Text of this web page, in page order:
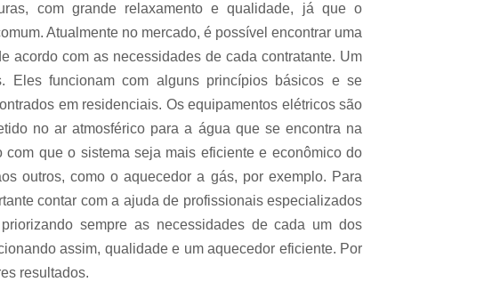
Filtro para Piscina Tipo a
Iluminação Borda Piscina
Iluminação de Piscina de Fibra
Iluminação de Piscina Led
Iluminação na Piscina
Iluminação para Beira de Piscina
Iluminação Piscina Externa
Iluminação Piscina Jacuzzi
Limpeza de Piscina Comercial
Limpeza de Piscina de Academia
Limpeza de Piscina de Prédios
com grande relaxamento e qualidade, já que o
Atualmente no mercado, é possível encontrar uma
acordo com as necessidades de cada contratante. Um
Eles funcionam com alguns princípios básicos e se
em residenciais. Os equipamentos elétricos são
no ar atmosférico para a água que se encontra na
que o sistema seja mais eficiente e econômico do
outros, como o aquecedor a gás, por exemplo. Para
contar com a ajuda de profissionais especializados
sempre as necessidades de cada um dos
assim, qualidade e um aquecedor eficiente. Por
resultados.